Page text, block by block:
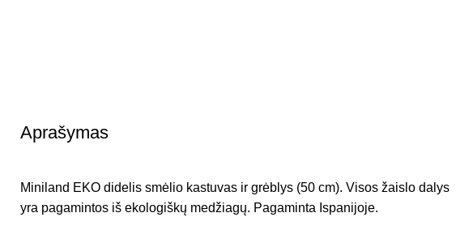
Aprašymas
Miniland EKO didelis smėlio kastuvas ir grėblys (50 cm). Visos žaislo dalys
yra pagamintos iš ekologiškų medžiagų. Pagaminta Ispanijoje.